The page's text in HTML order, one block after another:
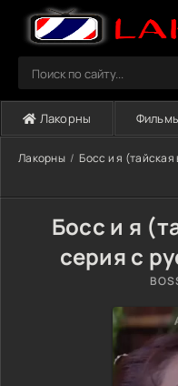
Лакорны
Лакорны Босс и я
Босс и я
серия с